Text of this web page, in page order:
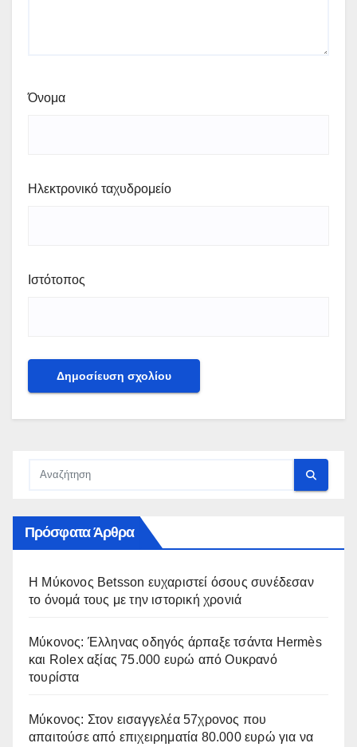
Όνομα
Ηλεκτρονικό ταχυδρομείο
Ιστότοπος
Πρόσφατα Άρθρα
Η Μύκονος Betsson ευχαριστεί όσους συνέδεσαν
το όνομά τους με την ιστορική χρονιά
Μύκονος: Έλληνας οδηγός άρπαξε τσάντα Hermès
και Rolex αξίας 75.000 ευρώ από Ουκρανό
τουρίστα
Μύκονος: Στον εισαγγελέα 57χρονος που
απαιτούσε από επιχειρηματία 80.000 ευρώ για να